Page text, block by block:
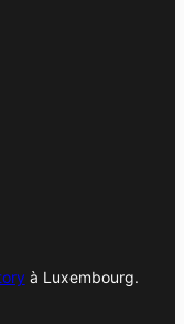
à Luxembourg.